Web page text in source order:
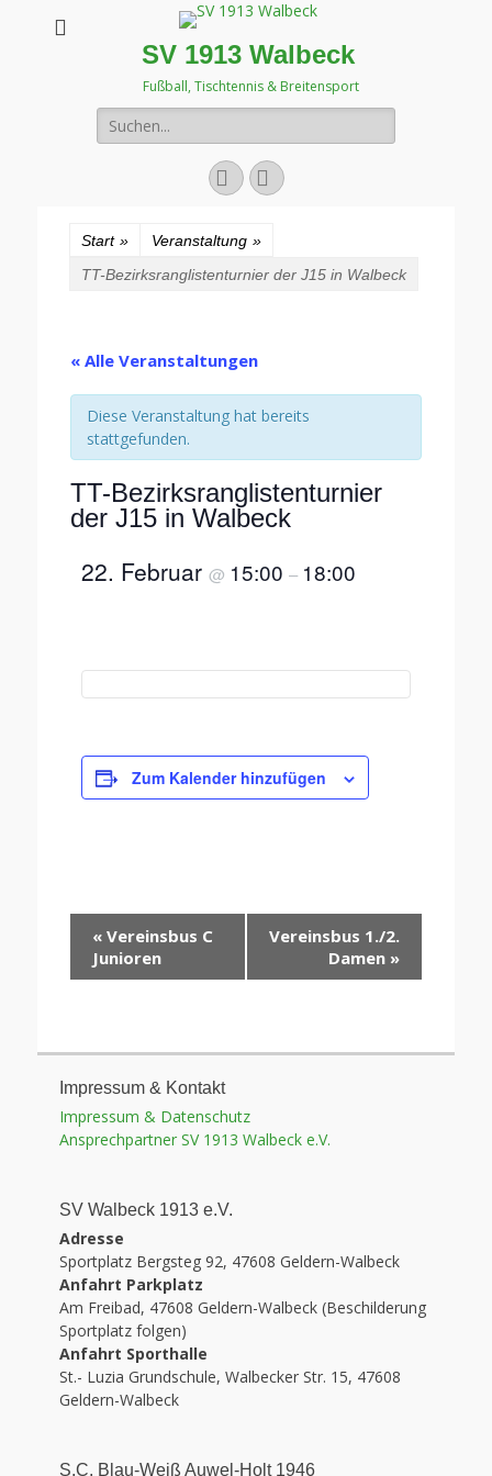
SV 1913 Walbeck
Fußball, Tischtennis & Breitensport
Suchen
nach:
FacebookInstagram
Start » Veranstaltung »
TT-Bezirksranglistenturnier der J15 in Walbeck
« Alle Veranstaltungen
Diese Veranstaltung hat bereits
stattgefunden.
TT-Bezirksranglistenturnier
der J15 in Walbeck
22. Februar @ 15:00 – 18:00
Zum Kalender hinzufügen
Veranstaltung-
Navigation
« Vereinsbus C
Junioren
Vereinsbus 1./2.
Damen »
Impressum & Kontakt
Impressum & Datenschutz
Ansprechpartner SV 1913 Walbeck e.V.
SV Walbeck 1913 e.V.
Adresse
Sportplatz Bergsteg 92, 47608 Geldern-Walbeck
Anfahrt Parkplatz
Am Freibad, 47608 Geldern-Walbeck (Beschilderung
Sportplatz folgen)
Anfahrt Sporthalle
St.- Luzia Grundschule, Walbecker Str. 15, 47608
Geldern-Walbeck
S.C. Blau-Weiß Auwel-Holt 1946